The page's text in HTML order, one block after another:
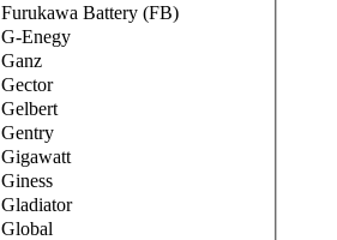
Furukawa Battery (FB)
G-Enegy
Ganz
Gector
Gelbert
Gentry
Gigawatt
Giness
Gladiator
Global